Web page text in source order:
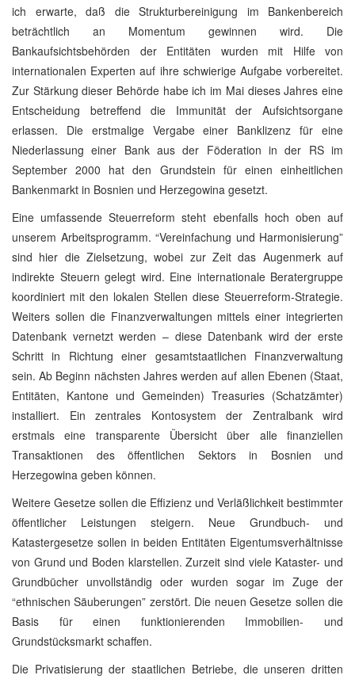
ich erwarte, daß die Strukturbereinigung im Bankenbereich
beträchtlich an Momentum gewinnen wird. Die
Bankaufsichtsbehörden der Entitäten wurden mit Hilfe von
internationalen Experten auf ihre schwierige Aufgabe vorbereitet.
Zur Stärkung dieser Behörde habe ich im Mai dieses Jahres eine
Entscheidung betreffend die Immunität der Aufsichtsorgane
erlassen. Die erstmalige Vergabe einer Banklizenz für eine
Niederlassung einer Bank aus der Föderation in der RS im
September 2000 hat den Grundstein für einen einheitlichen
Bankenmarkt in Bosnien und Herzegowina gesetzt.
Eine umfassende Steuerreform steht ebenfalls hoch oben auf
unserem Arbeitsprogramm. “Vereinfachung und Harmonisierung”
sind hier die Zielsetzung, wobei zur Zeit das Augenmerk auf
indirekte Steuern gelegt wird. Eine internationale Beratergruppe
koordiniert mit den lokalen Stellen diese Steuerreform-Strategie.
Weiters sollen die Finanzverwaltungen mittels einer integrierten
Datenbank vernetzt werden – diese Datenbank wird der erste
Schritt in Richtung einer gesamtstaatlichen Finanzverwaltung
sein. Ab Beginn nächsten Jahres werden auf allen Ebenen (Staat,
Entitäten, Kantone und Gemeinden) Treasuries (Schatzämter)
installiert. Ein zentrales Kontosystem der Zentralbank wird
erstmals eine transparente Übersicht über alle finanziellen
Transaktionen des öffentlichen Sektors in Bosnien und
Herzegowina geben können.
Weitere Gesetze sollen die Effizienz und Verläßlichkeit bestimmter
öffentlicher Leistungen steigern. Neue Grundbuch- und
Katastergesetze sollen in beiden Entitäten Eigentumsverhältnisse
von Grund und Boden klarstellen. Zurzeit sind viele Kataster- und
Grundbücher unvollständig oder wurden sogar im Zuge der
“ethnischen Säuberungen” zerstört. Die neuen Gesetze sollen die
Basis für einen funktionierenden Immobilien- und
Grundstücksmarkt schaffen.
Die Privatisierung der staatlichen Betriebe, die unseren dritten